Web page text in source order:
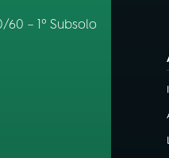
60 – 1º Subsolo